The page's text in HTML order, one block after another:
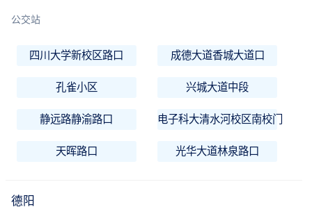
公交站
四川大学新校区路口 成德大道香城大道口
孔雀小区 兴城大道中段
静远路静渝路口 电子科大清水河校区南校门
天晖路口 光华大道林泉路口
德阳